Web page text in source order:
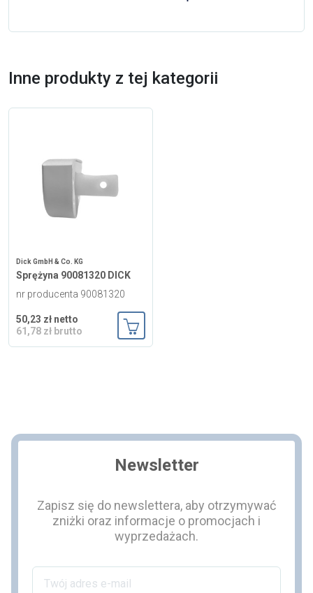
Inne produkty z tej kategorii
Dick GmbH & Co. KG
Sprężyna 90081320 DICK
nr producenta 90081320
50,23 zł netto
61,78 zł brutto
Dodaj do koszyka
Newsletter
Zapisz się do newslettera, aby otrzymywać
zniżki oraz informacje o promocjach i
wyprzedażach.